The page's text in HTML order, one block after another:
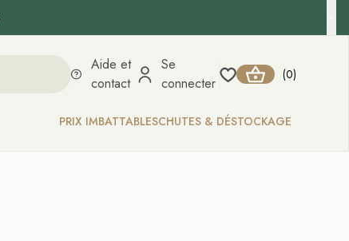
Aide et
contact
Se
connecter
(0)
PRIX IMBATTABLESCHUTES & DÉSTOCKAGE